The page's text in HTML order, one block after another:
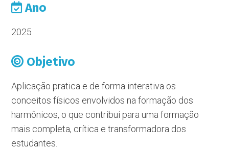
Ano
2025
Objetivo
Aplicação pratica e de forma interativa os
conceitos físicos envolvidos na formação dos
harmônicos, o que contribui para uma formação
mais completa, crítica e transformadora dos
estudantes.